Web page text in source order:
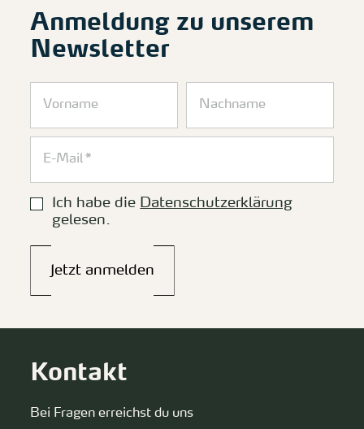
Anmeldung zu unserem
Newsletter
Ich habe die Datenschutzerklärung
gelesen.
Jetzt anmelden
Kontakt
Bei Fragen erreichst du uns